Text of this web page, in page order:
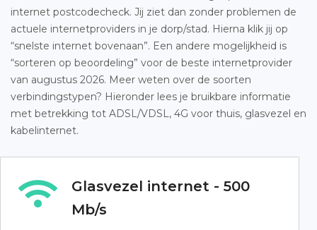
internet postcodecheck. Jij ziet dan zonder problemen de
actuele internetproviders in je dorp/stad. Hierna klik jij op
“snelste internet bovenaan”. Een andere mogelijkheid is
“sorteren op beoordeling” voor de beste internetprovider
van augustus 2026. Meer weten over de soorten
verbindingstypen? Hieronder lees je bruikbare informatie
met betrekking tot ADSL/VDSL, 4G voor thuis, glasvezel en
kabelinternet.
Glasvezel internet - 500
Mb/s